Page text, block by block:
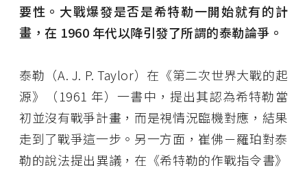
要性。大戰爆發是否是希特勒一開始就有的計
畫，在 1960 年代以降引發了所謂的泰勒論爭。
泰勒（A. J. P. Taylor）在《第二次世界大戰的起
源》（1961 年）一書中，提出其認為希特勒當
初並沒有戰爭計畫，而是視情況臨機對應，結果
走到了戰爭這一步。另一方面，崔佛－羅珀對泰
勒的說法提出異議，在《希特勒的作戰指令書》